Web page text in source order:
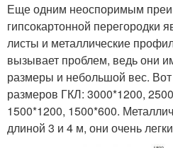
Еще одним неоспоримым
гипсокартонной перегородки
листы и металлические
вызывает проблем, ведь они
размеры и небольшой вес.
размеров ГКЛ: 3000*1200,
1500*1200, 1500*600.
длиной 3 и 4 м, они очень